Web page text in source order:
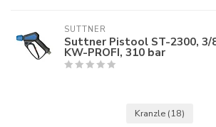
SUTTNER
Suttner Pistool ST-2300, 3/
KW-PROFI, 310 bar
Kranzle (18)